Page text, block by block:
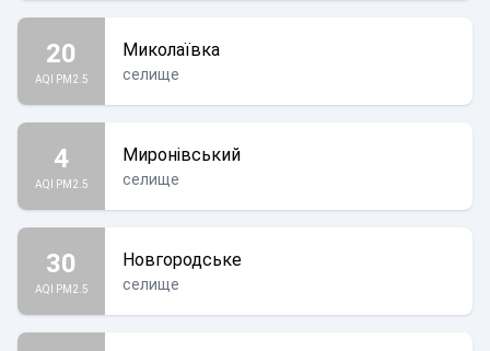
20
AQI PM2.5
Миколаївка
селище
4
AQI PM2.5
Миронівський
селище
30
AQI PM2.5
Новгородське
селище